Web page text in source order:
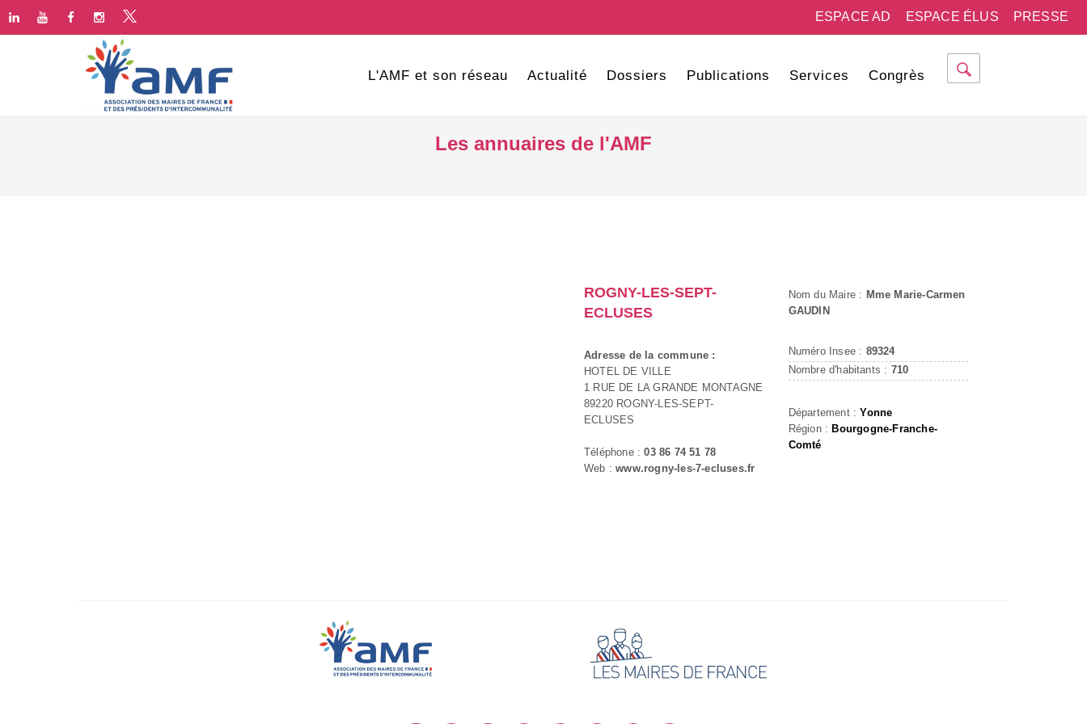
PRESSE
ESPACE ÉLUS
ESPACE AD
L'AMF et son réseau Actualité Dossiers Publications Services Congrès
Les annuaires de l'AMF
ROGNY-LES-SEPT-
ECLUSES
Adresse de la commune :
HOTEL DE VILLE
1 RUE DE LA GRANDE MONTAGNE
89220 ROGNY-LES-SEPT-
ECLUSES
Téléphone :03 86 74 51 78
Web :www.rogny-les-7-ecluses.fr
Nom du Maire : Mme Marie-Carmen
GAUDIN
Numéro Insee : 89324
Nombre d'habitants : 710
Département :Yonne
Région : Bourgogne-Franche-
Comté